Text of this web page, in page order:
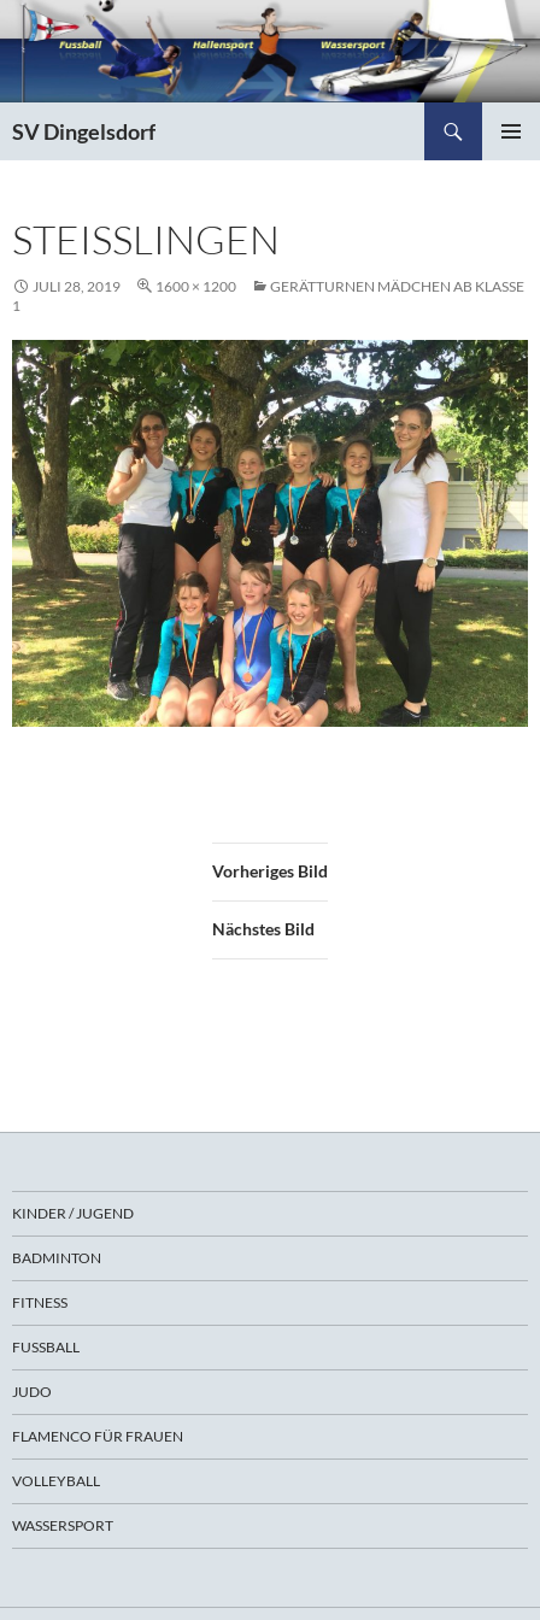
Zum
Inhalt
SV Dingelsdorf
STEISSLINGEN
JULI 28, 2019 1600 × 1200
GERÄTTURNEN MÄDCHEN AB KLASSE
1
Vorheriges Bild
Nächstes Bild
KINDER / JUGEND
BADMINTON
FITNESS
FUSSBALL
JUDO
FLAMENCO FÜR FRAUEN
VOLLEYBALL
WASSERSPORT